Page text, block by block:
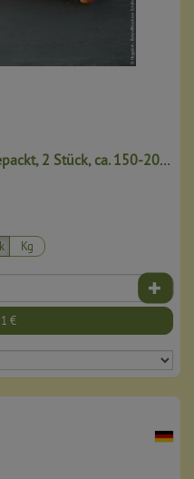
Bauchfleisch in Marinade (abgepackt, 2 Stück, ca. 150-200g)
Kg
€